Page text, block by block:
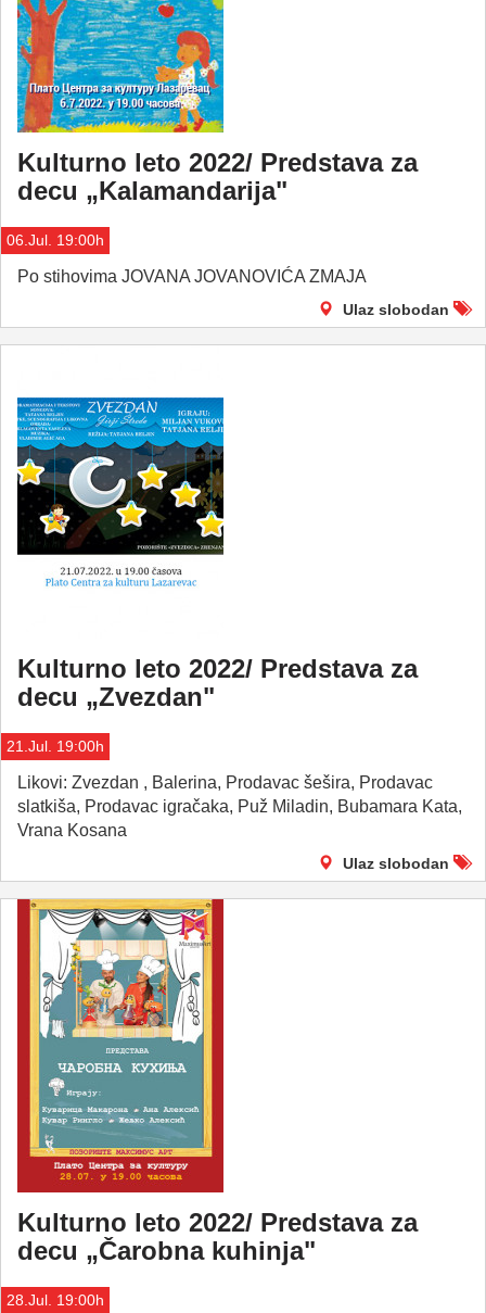
Kulturno leto 2022/ Predstava za
decu „Kalamandarija"
06.Jul. 19:00h
Po stihovima JOVANA JOVANOVIĆA ZMAJA
Ulaz slobodan
Kulturno leto 2022/ Predstava za
decu „Zvezdan"
21.Jul. 19:00h
Likovi: Zvezdan , Balerina, Prodavac šešira, Prodavac
slatkiša, Prodavac igračaka, Puž Miladin, Bubamara Kata,
Vrana Kosana
Ulaz slobodan
Kulturno leto 2022/ Predstava za
decu „Čarobna kuhinja"
28.Jul. 19:00h